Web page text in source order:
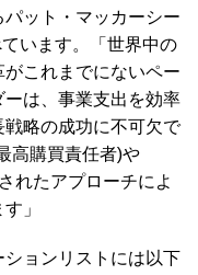
パット・マッカーシー
ています。「世界中の
これまでにないペー
は、事業支出を効率
略の成功に不可欠で
高購買責任者)や
れたアプローチによ
」
ョンリストには以下